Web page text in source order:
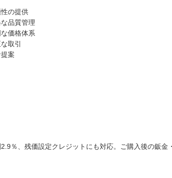
の提供
品質管理
価格体系
取引
案
％、残価設定クレジットにも対応。ご購入後の鈑金